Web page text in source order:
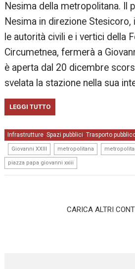
Nesima della metropolitana. Il
Nesima in direzione
le autorità civili e i vertici della
Circumetnea, fermerà a
è aperta dal 20 dicembre
svelata la stazione nella sua
LEGGI TUTTO
Infrastrutture,Spazi pubblici, Trasporto
Giovanni XXIII metropolitana
piazza papa giovanni xxiii
CARICA ALTRI